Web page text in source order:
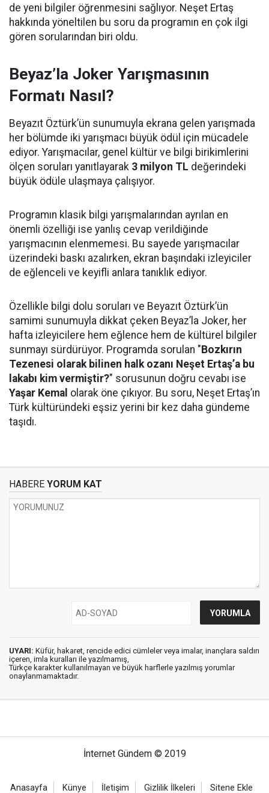
de yeni bilgiler öğrenmesini sağlıyor. Neşet Ertaş
hakkında yöneltilen bu soru da programın en çok ilgi
gören sorularından biri oldu.
Beyaz’la Joker Yarışmasının
Formatı Nasıl?
Beyazıt Öztürk’ün sunumuyla ekrana gelen yarışmada
her bölümde iki yarışmacı büyük ödül için mücadele
ediyor. Yarışmacılar, genel kültür ve bilgi birikimlerini
ölçen soruları yanıtlayarak 3 milyon TL değerindeki
büyük ödüle ulaşmaya çalışıyor.
Programın klasik bilgi yarışmalarından ayrılan en
önemli özelliği ise yanlış cevap verildiğinde
yarışmacının elenmemesi. Bu sayede yarışmacılar
üzerindeki baskı azalırken, ekran başındaki izleyiciler
de eğlenceli ve keyifli anlara tanıklık ediyor.
Özellikle bilgi dolu soruları ve Beyazıt Öztürk’ün
samimi sunumuyla dikkat çeken Beyaz’la Joker, her
hafta izleyicilere hem eğlence hem de kültürel bilgiler
sunmayı sürdürüyor. Programda sorulan " Bozkırın
Tezenesi olarak bilinen halk ozanı Neşet Ertaş’a bu
lakabı kim vermiştir?" sorusunun doğru cevabı ise
Yaşar Kemal olarak öne çıkıyor. Bu soru, Neşet Ertaş’ın
Türk kültüründeki eşsiz yerini bir kez daha gündeme
taşıdı.
HABERE YORUM KAT
UYARI: Küfür, hakaret, rencide edici cümleler veya imalar, inançlara saldırı
içeren, imla kuralları ile yazılmamış,
Türkçe karakter kullanılmayan ve büyük harflerle yazılmış yorumlar
onaylanmamaktadır.
İnternet Gündem © 2019
Anasayfa Künye İletişim Gizlilik İlkeleri Sitene Ekle